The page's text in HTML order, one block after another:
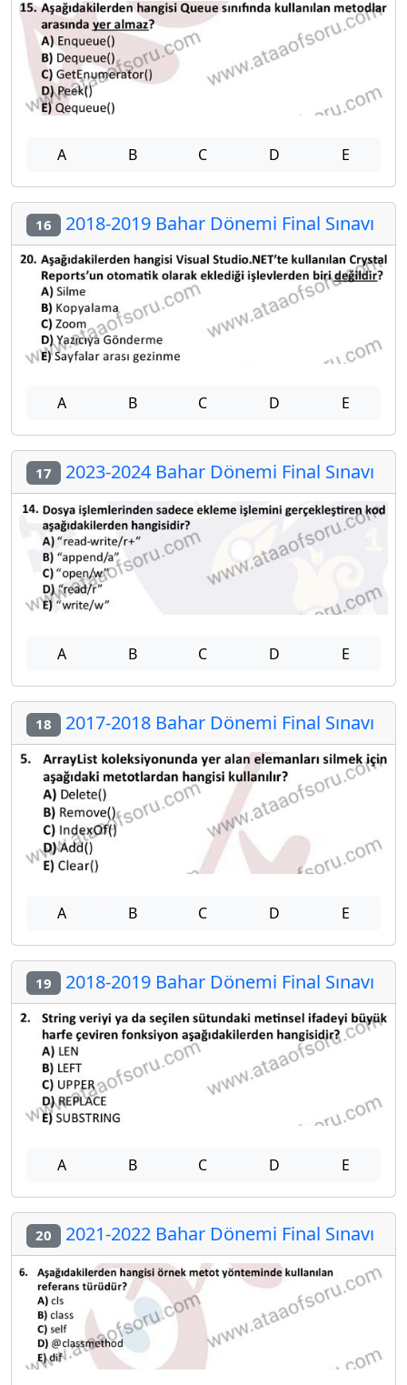
A B C D E
16 2018-2019 Bahar Dönemi Final Sınavı
A B C D E
17 2023-2024 Bahar Dönemi Final Sınavı
A B C D E
18 2017-2018 Bahar Dönemi Final Sınavı
A B C D E
19 2018-2019 Bahar Dönemi Final Sınavı
A B C D E
20 2021-2022 Bahar Dönemi Final Sınavı